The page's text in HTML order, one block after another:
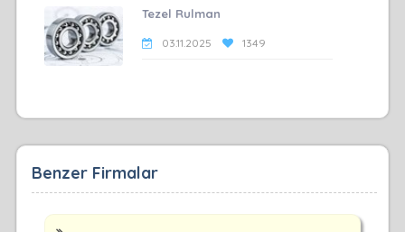
Tezel Rulman
03.11.2025 1349
Benzer Firmalar